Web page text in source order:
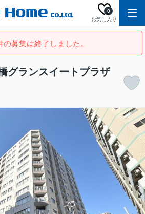
お気に入り
0
の募集は終了しました。
グランスイートプラザ